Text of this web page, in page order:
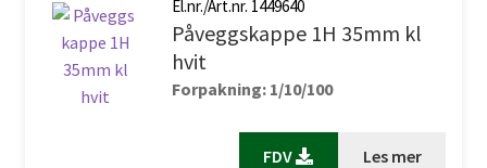
El.nr./Art.nr. 1449640
Påveggskappe 1H 35mm kl
hvit
Forpakning: 1/10/100
FDV Les mer